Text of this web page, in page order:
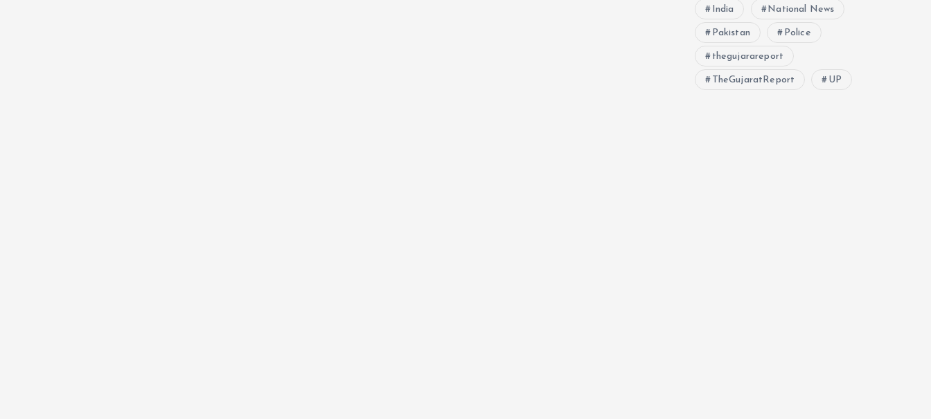
India National News
Pakistan Police
thegujarareport
TheGujaratReport UP